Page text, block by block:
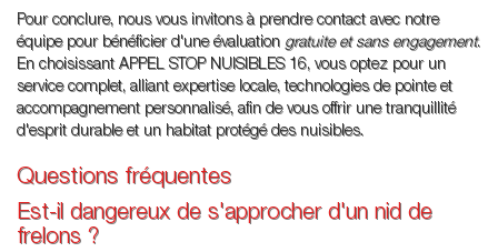
Pour conclure, nous vous invitons à prendre contact avec notre
équipe pour bénéficier d'une évaluation gratuite et sans engagement.
En choisissant APPEL STOP NUISIBLES 16, vous optez pour un
service complet, alliant expertise locale, technologies de pointe et
accompagnement personnalisé, afin de vous offrir une tranquillité
d'esprit durable et un habitat protégé des nuisibles.
Questions fréquentes
Est-il dangereux de s'approcher d'un nid de
frelons ?